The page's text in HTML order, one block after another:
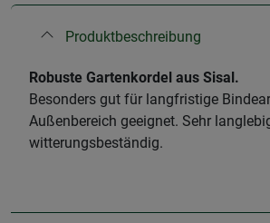
Produktbeschreibung
Robuste Gartenkordel aus Sisal.
Besonders gut für langfristige
Außenbereich geeignet. Sehr
witterungsbeständig.